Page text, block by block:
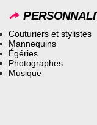
Couturiers et stylistes
Mannequins
Égéries
Photographes
Musique